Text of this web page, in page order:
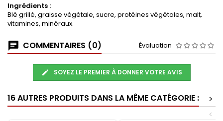
Ingrédients :
Blé grillé, graisse végétale, sucre, protéines végétales, malt,
vitamines, minéraux.
COMMENTAIRES (0) Évaluation
SOYEZ LE PREMIER À DONNER VOTRE AVIS
16 AUTRES PRODUITS DANS LA MÊME CATÉGORIE :
>
<